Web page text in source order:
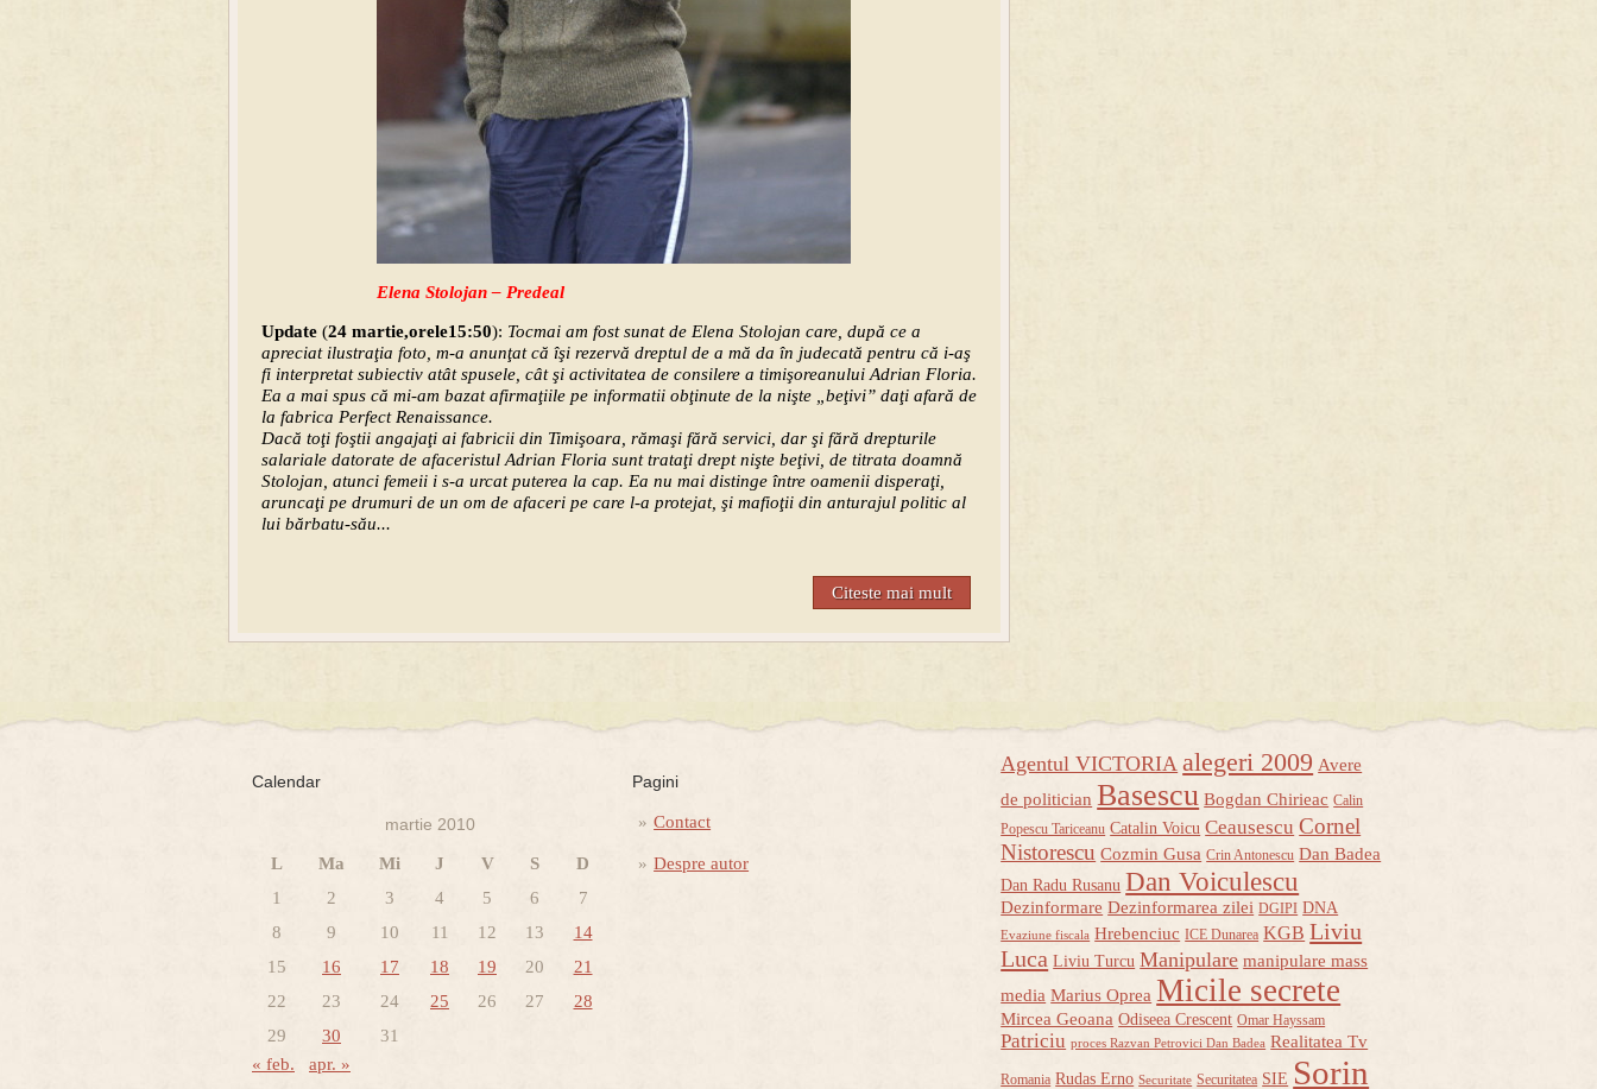
Elena Stolojan – Predeal
Update (24 martie,orele15:50): Tocmai am fost sunat de Elena Stolojan care, după ce a
apreciat ilustraţia foto, m-a anunţat că îşi rezervă dreptul de a mă da în judecată pentru că i-aş
fi interpretat subiectiv atât spusele, cât şi activitatea de consilere a timişoreanului Adrian Floria.
Ea a mai spus că mi-am bazat afirmaţiile pe informatii obţinute de la nişte „beţivi” daţi afară de
la fabrica Perfect Renaissance.
Dacă toţi foştii angajaţi ai fabricii din Timişoara, rămaşi fără servici, dar şi fără drepturile
salariale datorate de afaceristul Adrian Floria sunt trataţi drept nişte beţivi, de titrata doamnă
Stolojan, atunci femeii i s-a urcat puterea la cap. Ea nu mai distinge între oamenii disperaţi,
aruncaţi pe drumuri de un om de afaceri pe care l-a protejat, şi mafioţii din anturajul politic al
lui bărbatu-său...
Citeste mai mult
Calendar
martie 2010
L Ma Mi J V S
D
1
2 3 4 5 6
7
8
9 10 11 12 13
14
15
16 17 18 19 20
21
22
23 24 25 26 27
28
29
30
31
« feb.
apr. »
Pagini
Contact
Despre autor
Agentul VICTORIA alegeri 2009 Avere
de politician Basescu Bogdan Chirieac Calin
Popescu Tariceanu Catalin Voicu Ceausescu Cornel
Nistorescu Cozmin Gusa Crin Antonescu Dan Badea
Dan Radu Rusanu Dan Voiculescu
Dezinformare Dezinformarea zilei DGIPI DNA
Evaziune fiscala Hrebenciuc ICE Dunarea KGB Liviu
Luca Liviu Turcu Manipulare manipulare mass
media Marius Oprea Micile secrete
Mircea Geoana Odiseea Crescent Omar Hayssam
Patriciu proces Razvan Petrovici Dan Badea Realitatea Tv
Romania Rudas Erno Securitate Securitatea SIE Sorin